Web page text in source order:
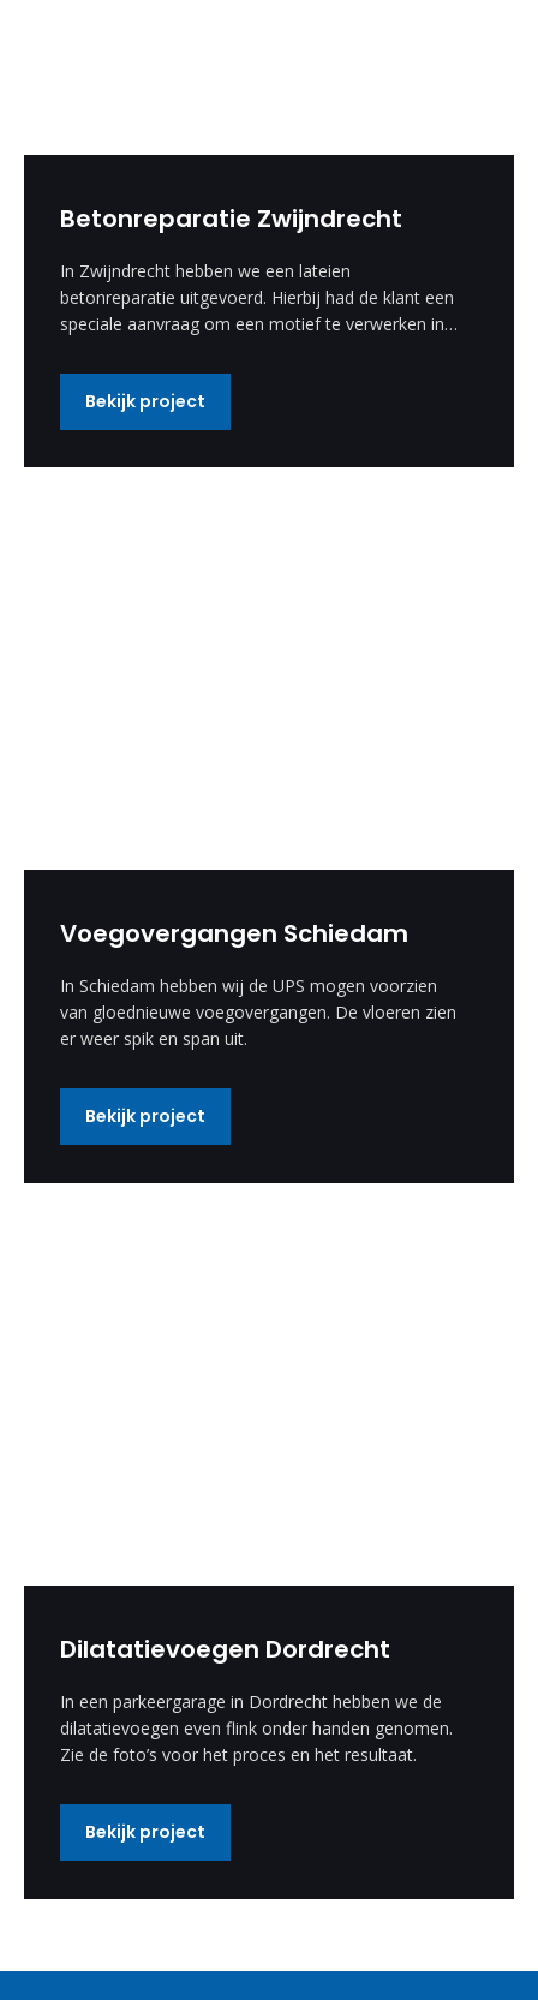
Betonreparatie Zwijndrecht
In Zwijndrecht hebben we een lateien
betonreparatie uitgevoerd. Hierbij had de klant een
speciale aanvraag om een motief te verwerken in
uitgevoerd en is een enorm mooi resultaat
geworden.
Bekijk project
Voegovergangen Schiedam
In Schiedam hebben wij de UPS mogen voorzien
van gloednieuwe voegovergangen. De vloeren zien
er weer spik en span uit.
Bekijk project
Dilatatievoegen Dordrecht
In een parkeergarage in Dordrecht hebben we de
dilatatievoegen even flink onder handen genomen.
Zie de foto’s voor het proces en het resultaat.
Bekijk project